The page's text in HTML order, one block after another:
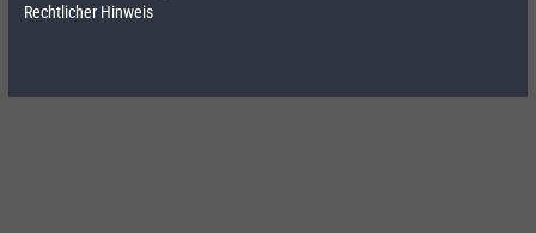
Rechtlicher Hinweis